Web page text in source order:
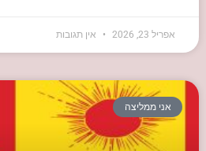
אפריל 23, 2026 אין תגובות
אני ממליצה